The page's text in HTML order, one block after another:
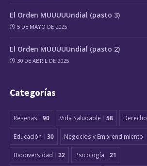
El Orden MUUUUUndial (pasto 3)
5 DE MAYO DE 2025
El Orden MUUUUUndial (pasto 2)
30 DE ABRIL DE 2025
Categorías
Reseñas 90 Vida Saludable 58 Derecho
Educación 30 Negocios y Emprendimiento
Biodiversidad 22 Psicología 21